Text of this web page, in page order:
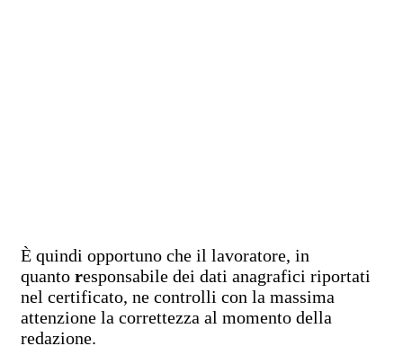
È quindi opportuno che il lavoratore, in
quanto responsabile dei dati anagrafici riportati
nel certificato, ne controlli con la massima
attenzione la correttezza al momento della
redazione.